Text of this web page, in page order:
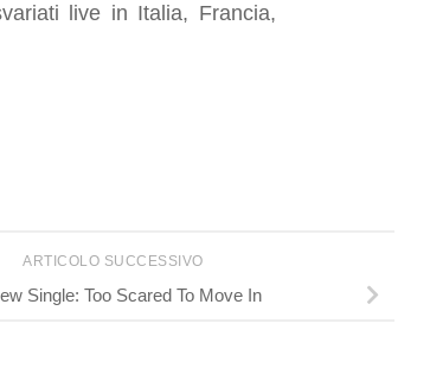
live in Italia, Francia,
ARTICOLO SUCCESSIVO
Single: Too Scared To Move In